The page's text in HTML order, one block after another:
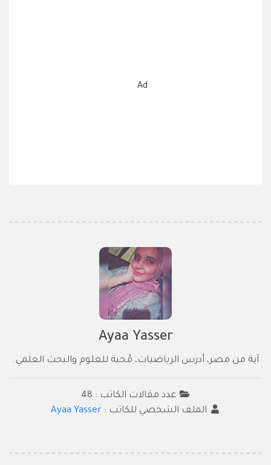
Ad
Ayaa Yasser
آية من مصر، أدرس الرياضيات، مُحبة للعلوم والبحث العلمي.
عدد مقالات الكاتب : 48
الملف الشخصي للكاتب :Ayaa Yasser